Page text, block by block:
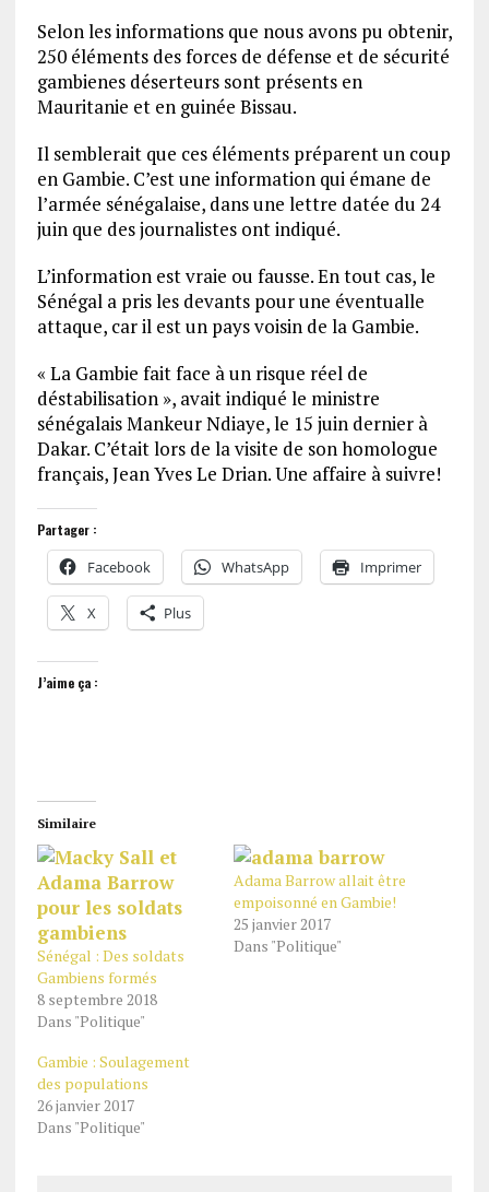
Selon les informations que nous avons pu obtenir,
250 éléments des forces de défense et de sécurité
gambienes déserteurs sont présents en
Mauritanie et en guinée Bissau.
Il semblerait que ces éléments préparent un coup
en Gambie. C’est une information qui émane de
l’armée sénégalaise, dans une lettre datée du 24
juin que des journalistes ont indiqué.
L’information est vraie ou fausse. En tout cas, le
Sénégal a pris les devants pour une éventualle
attaque, car il est un pays voisin de la Gambie.
« La Gambie fait face à un risque réel de
déstabilisation », avait indiqué le ministre
sénégalais Mankeur Ndiaye, le 15 juin dernier à
Dakar. C’était lors de la visite de son homologue
français, Jean Yves Le Drian. Une affaire à suivre!
Partager :
Facebook WhatsApp Imprimer
X Plus
J’aime ça :
Similaire
Sénégal : Des soldats
Gambiens formés
8 septembre 2018
Dans "Politique"
Adama Barrow allait être
empoisonné en Gambie!
25 janvier 2017
Dans "Politique"
Gambie : Soulagement
des populations
26 janvier 2017
Dans "Politique"